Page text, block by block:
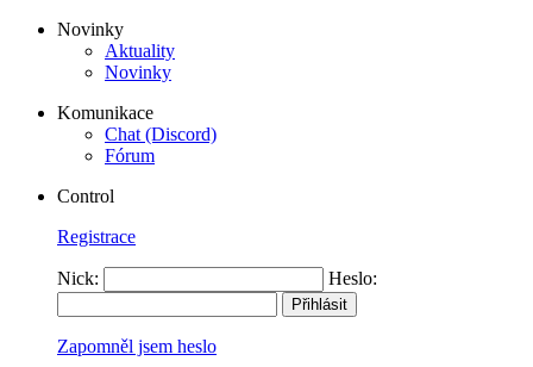
Novinky
Aktuality
Novinky
Komunikace
Chat (Discord)
Fórum
Control
Registrace
Nick: Heslo:
Zapomněl jsem heslo